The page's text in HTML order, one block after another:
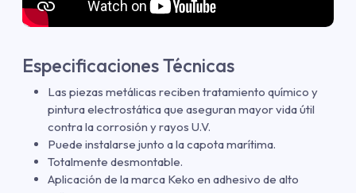
Especificaciones Técnicas
Las piezas metálicas reciben tratamiento químico y
pintura electrostática que aseguran mayor vida útil
contra la corrosión y rayos U.V.
Puede instalarse junto a la capota marítima.
Totalmente desmontable.
Aplicación de la marca Keko en adhesivo de alto